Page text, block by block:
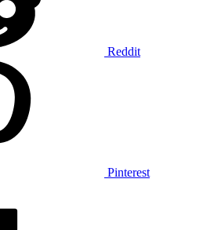
Reddit
Pinterest